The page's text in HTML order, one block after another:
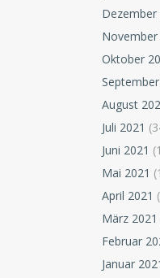
Dezember
November
Oktober
August
Juli 2021
Juni 2021
Mai 2021
April 2021
März 2021
Februar
Januar